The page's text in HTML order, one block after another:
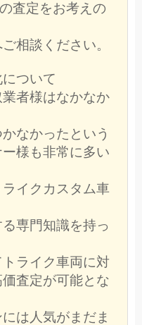
査定をお考えの
相談ください。
ついて
業者様はなかなか
なかったという
様も非常に多い
イクカスタム車
専門知識を持っ
ライク車両に対
査定が可能とな
は人気がまだま